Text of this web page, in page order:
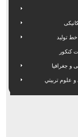
تولید
کنکور
و جغرافیا
علوم تربيتي